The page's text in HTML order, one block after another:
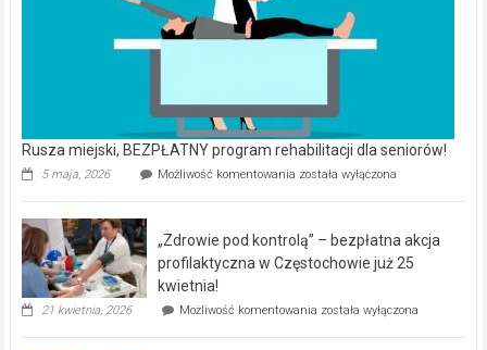
Rusza miejski, BEZPŁATNY program rehabilitacji dla seniorów!
5 maja, 2026 Możliwość komentowania Rusza
rehabilitacji
dla
została wyłączona
„Zdrowie pod kontrolą” – bezpłatna akcja
profilaktyczna w Częstochowie już 25
kwietnia!
21 kwietnia, 2026 Możliwość komentowania „Zdrowie
została wyłączona